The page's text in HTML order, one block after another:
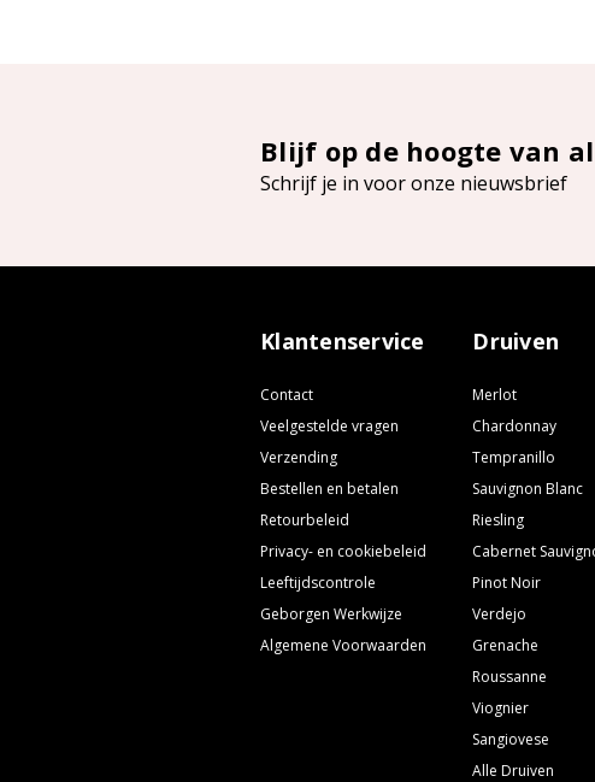
Blijf op de hoogte van
Schrijf je in voor onze nieuwsbrief
Klantenservice
Contact
Veelgestelde vragen
Verzending
Bestellen en betalen
Retourbeleid
Privacy- en cookiebeleid
Leeftijdscontrole
Geborgen Werkwijze
Algemene Voorwaarden
Druiven
Merlot
Chardonnay
Tempranillo
Sauvignon Blanc
Riesling
Cabernet
Pinot Noir
Verdejo
Grenache
Roussanne
Viognier
Sangiovese
Alle Druiven